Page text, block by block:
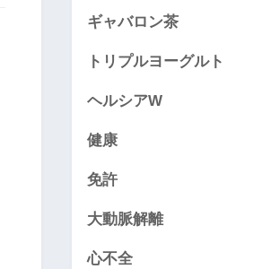
ギャバロン茶
トリプルヨーグルト
ヘルシアW
健康
免許
大動脈解離
心不全